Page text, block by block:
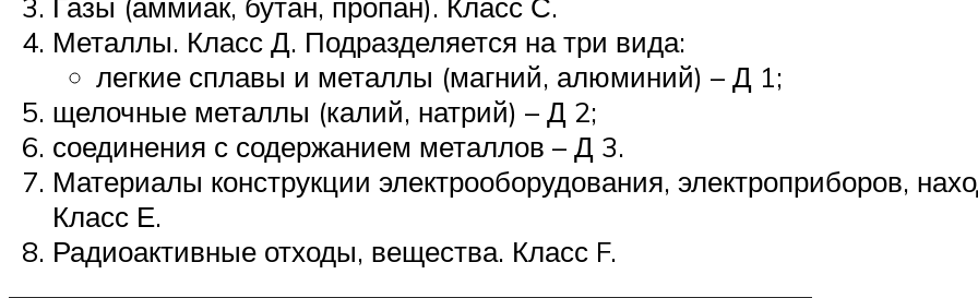
Металлы. Класс Д. Подразделяется на три вида:
легкие сплавы и металлы (магний, алюминий) – Д 1;
щелочные металлы (калий, натрий) – Д 2;
соединения с содержанием металлов – Д 3.
Материалы конструкции электрооборудования, электроприборов,
Класс Е.
Радиоактивные отходы, вещества. Класс F.